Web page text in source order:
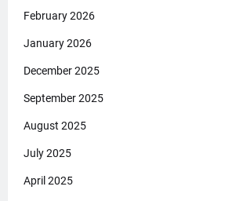
February 2026
January 2026
December 2025
September 2025
August 2025
July 2025
April 2025